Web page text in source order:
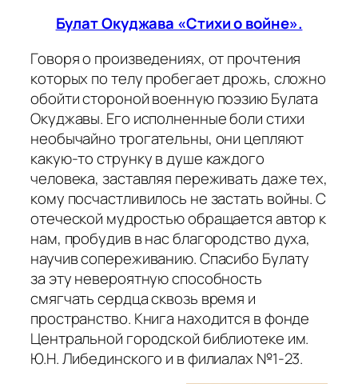
Булат Окуджава «Стихи о войне».
Говоря о произведениях, от прочтения
которых по телу пробегает дрожь, сложно
обойти стороной военную поэзию Булата
Окуджавы. Его исполненные боли стихи
необычайно трогательны, они цепляют
какую-то струнку в душе каждого
человека, заставляя переживать даже тех,
кому посчастливилось не застать войны. С
отеческой мудростью обращается автор к
нам, пробудив в нас благородство духа,
научив сопереживанию. Спасибо Булату
за эту невероятную способность
смягчать сердца сквозь время и
пространство. Книга находится в фонде
Центральной городской библиотеке им.
Ю.Н. Либединского и в филиалах №1-23.